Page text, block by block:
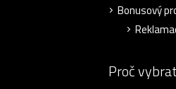
Bonusový
Proč